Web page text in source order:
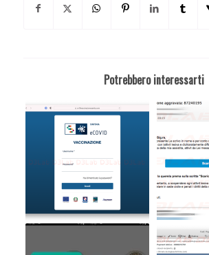
Potrebbero interessarti